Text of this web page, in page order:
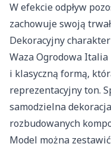
W efekcie odpływ
zachowuje swoją
Dekoracyjny charakter
Waza Ogrodowa
i klasyczną formą,
reprezentacyjny ton.
samodzielna
rozbudowanych
Model można